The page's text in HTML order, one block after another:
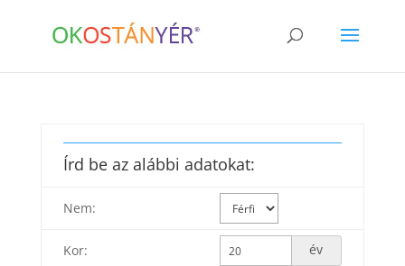
Írd be az alábbi adatokat:
Nem:
Kor: év